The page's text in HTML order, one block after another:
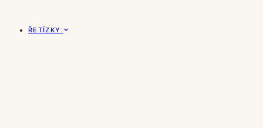
ŘETÍZKY